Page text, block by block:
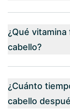
¿Qué
cabello?
¿Cuánto
cabello